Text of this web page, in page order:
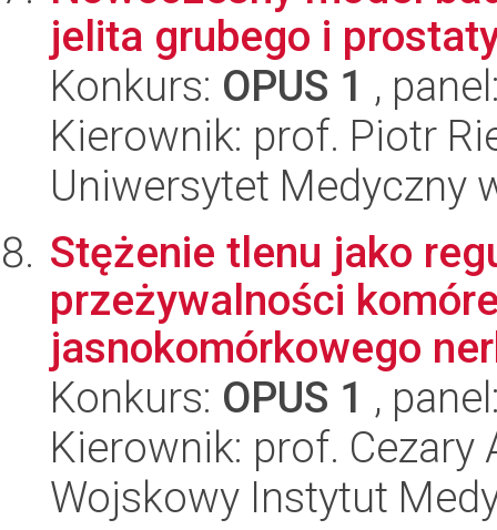
jelita grubego i
Konkurs: OPUS 1 ,
Kierownik: prof. Piotr
Uniwersytet Medyczny
Stężenie tlenu jako
przeżywalności
jasnokomórkowego
Konkurs: OPUS 1 ,
Kierownik: prof. Cezary
Wojskowy Instytut